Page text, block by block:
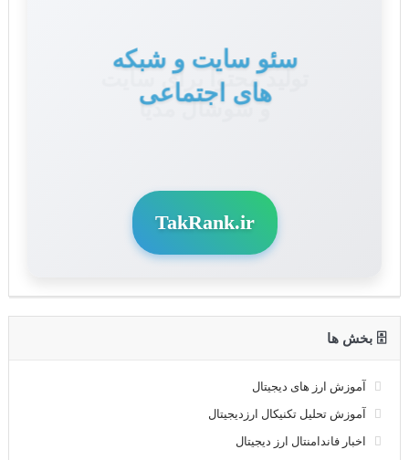
تولید محتوا برای سایت
و سوشال مدیا
TakRank.ir
🗄 بخش ها
آموزش ارز های دیجیتال
آموزش تحلیل تکنیکال ارزدیجیتال
اخبار فاندامنتال ارز دیجیتال